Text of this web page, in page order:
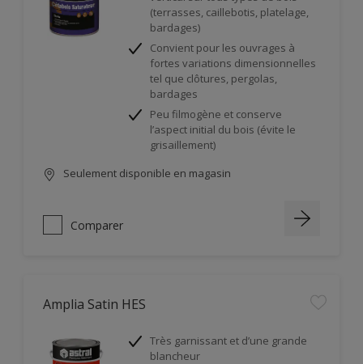
(terrasses, caillebotis, platelage,
bardages)
Convient pour les ouvrages à
fortes variations dimensionnelles
tel que clôtures, pergolas,
bardages
Peu filmogène et conserve
l’aspect initial du bois (évite le
grisaillement)
Seulement disponible en magasin
Comparer
Amplia Satin HES
Très garnissant et d’une grande
blancheur